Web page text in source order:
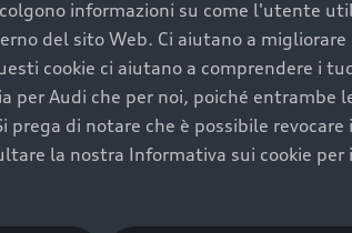
oltre al prezzo e all'aspetto,
del veicolo e a una maggiore
certifica una manutenzione
evidenzia cura e attenzione del
in ottimo stato garantiscono
informazioni su come l'utente
del sito Web. Ci aiutano a
cookie ci aiutano a comprendere i
Audi che per noi, poiché entrambe
di notare che è possibile
la nostra Informativa sui cookie per